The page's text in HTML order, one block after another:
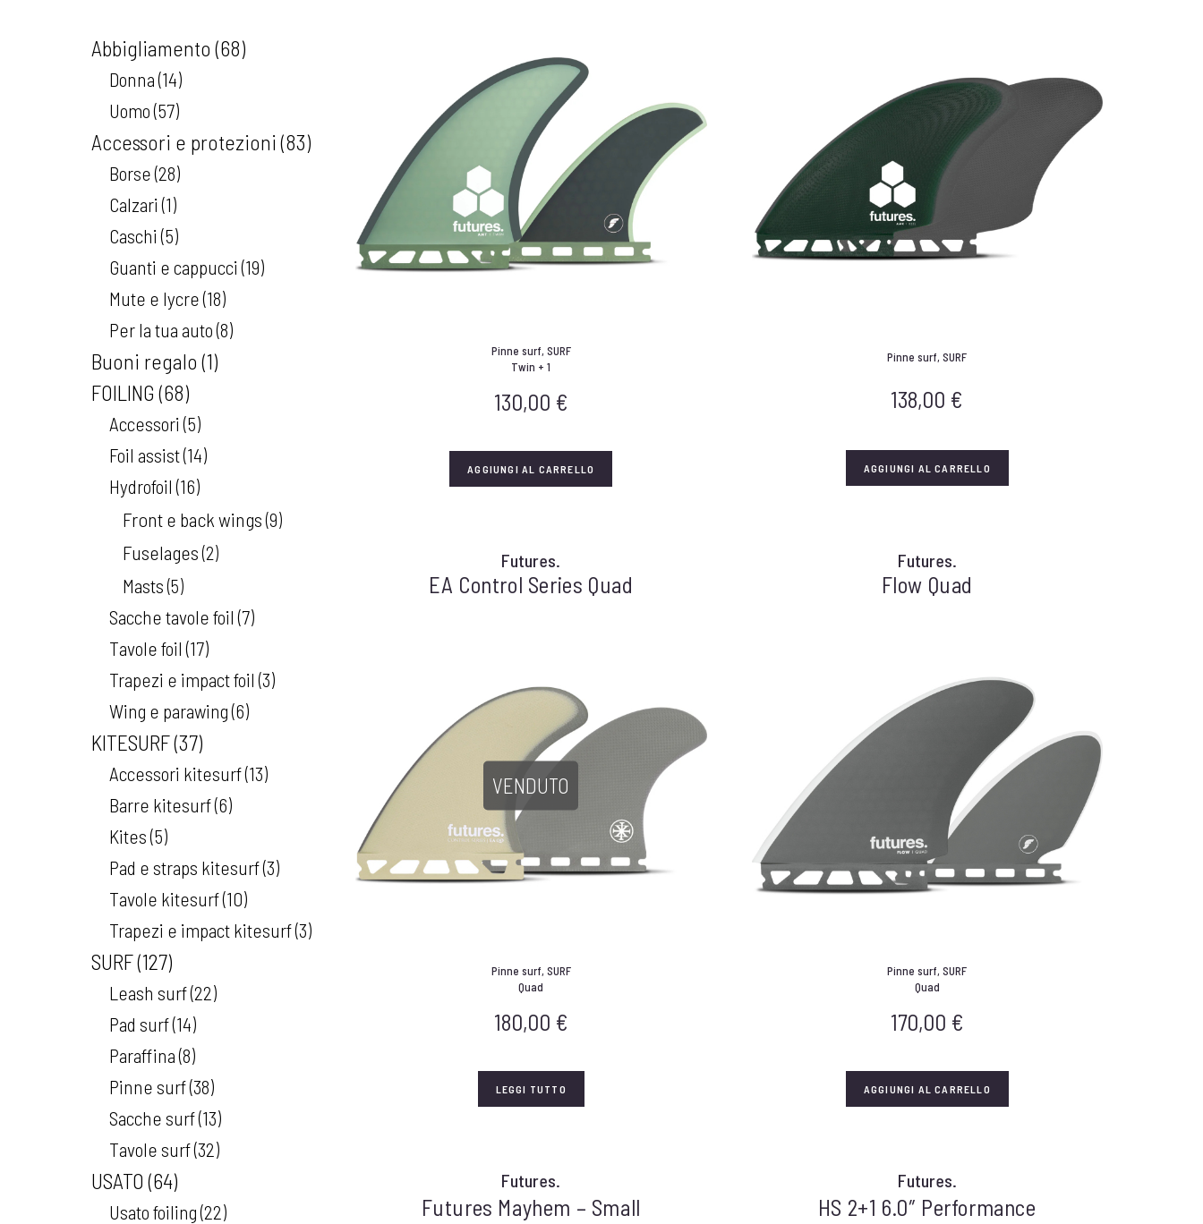
Abbigliamento 68
Donna 14
Uomo 57
Accessori e protezioni 83
Borse 28
Calzari 1
Caschi 5
Guanti e cappucci 19
Mute e lycre 18
Per la tua auto 8
Buoni regalo 1
FOILING 68
Accessori 5
Foil assist 14
Hydrofoil 16
Front e back wings 9
Fuselages 2
Masts 5
Sacche tavole foil 7
Tavole foil 17
Trapezi e impact foil 3
Wing e parawing 6
KITESURF 37
Accessori kitesurf 13
Barre kitesurf 6
Kites 5
Pad e straps kitesurf 3
Tavole kitesurf 10
Trapezi e impact kitesurf 3
SURF 127
Leash surf 22
Pad surf 14
Paraffina 8
Pinne surf 38
Sacche surf 13
Tavole surf 32
USATO 64
Usato foiling 22
Pinne surf, SURF
Twin + 1
130,00 €
AGGIUNGI AL CARRELLO
Pinne surf,SURF
138,00 €
AGGIUNGI AL CARRELLO
Futures.
EA Control Series Quad
VENDUTO
Pinne surf, SURF
Quad
180,00 €
LEGGI TUTTO
Futures.
Flow Quad
Pinne surf,SURF
Quad
170,00 €
AGGIUNGI AL CARRELLO
Futures.
Futures Mayhem – Small
Futures.
HS 2+1 6.0″ Performance